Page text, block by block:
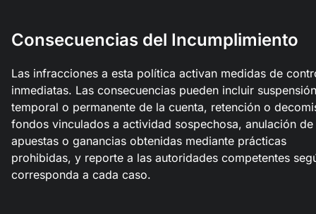
Consecuencias del Incumplimiento
Las infracciones a esta política activan medidas de
inmediatas. Las consecuencias pueden incluir suspensión
temporal o permanente de la cuenta, retención o
fondos vinculados a actividad sospechosa, anulación de
apuestas o ganancias obtenidas mediante prácticas
prohibidas, y reporte a las autoridades competentes
corresponda a cada caso.